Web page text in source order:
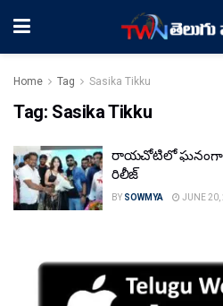
Home Tag Sasika Tikku
Tag: Sasika Tikku
రాయచోటిలో ఘనంగా
రిలీజ్
BY SOWMYA JUNE 20,